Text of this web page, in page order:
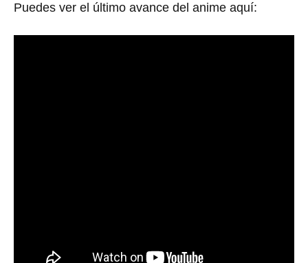
Puedes ver el último avance del anime aquí: